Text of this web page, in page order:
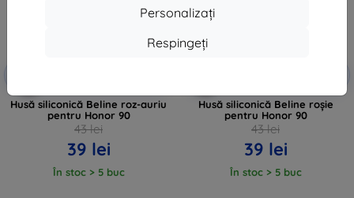
Personalizați
Respingeți
Husă siliconică Beline roz-auriu
pentru Honor 90
43 lei
39 lei
În stoc > 5 buc
Husă siliconică Beline roșie
pentru Honor 90
43 lei
39 lei
În stoc > 5 buc